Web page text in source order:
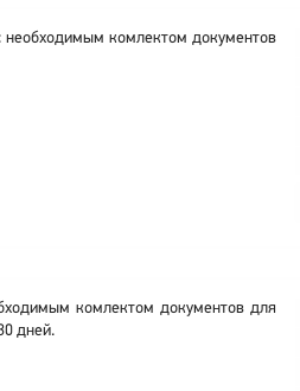
необходимым комлектом документов
комлектом документов для
дней.